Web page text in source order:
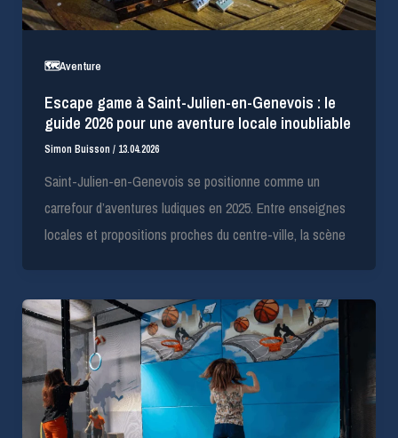
🗺️Aventure
Escape game à Saint-Julien-en-Genevois : le
guide 2026 pour une aventure locale inoubliable
Simon Buisson / 13.04.2026
Saint-Julien-en-Genevois se positionne comme un
carrefour d’aventures ludiques en 2025. Entre enseignes
locales et propositions proches du centre-ville, la scène